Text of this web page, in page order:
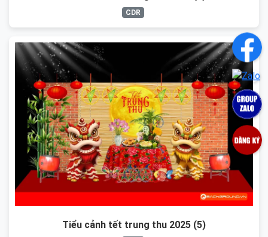
CDR
Tiểu cảnh tết trung thu 2025 (5)